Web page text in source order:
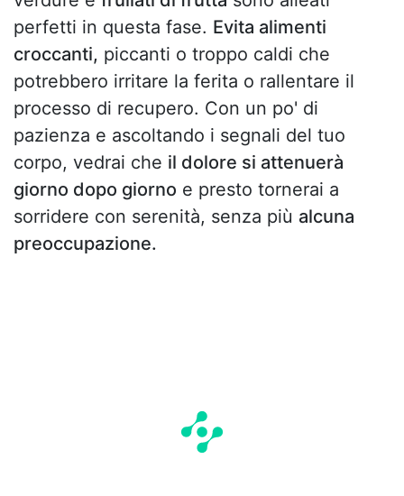
perfetti in questa fase. Evita alimenti
croccanti, piccanti o troppo caldi che
potrebbero irritare la ferita o rallentare il
processo di recupero. Con un po' di
pazienza e ascoltando i segnali del tuo
corpo, vedrai che il dolore si attenuerà
giorno dopo giorno e presto tornerai a
sorridere con serenità, senza più alcuna
preoccupazione.